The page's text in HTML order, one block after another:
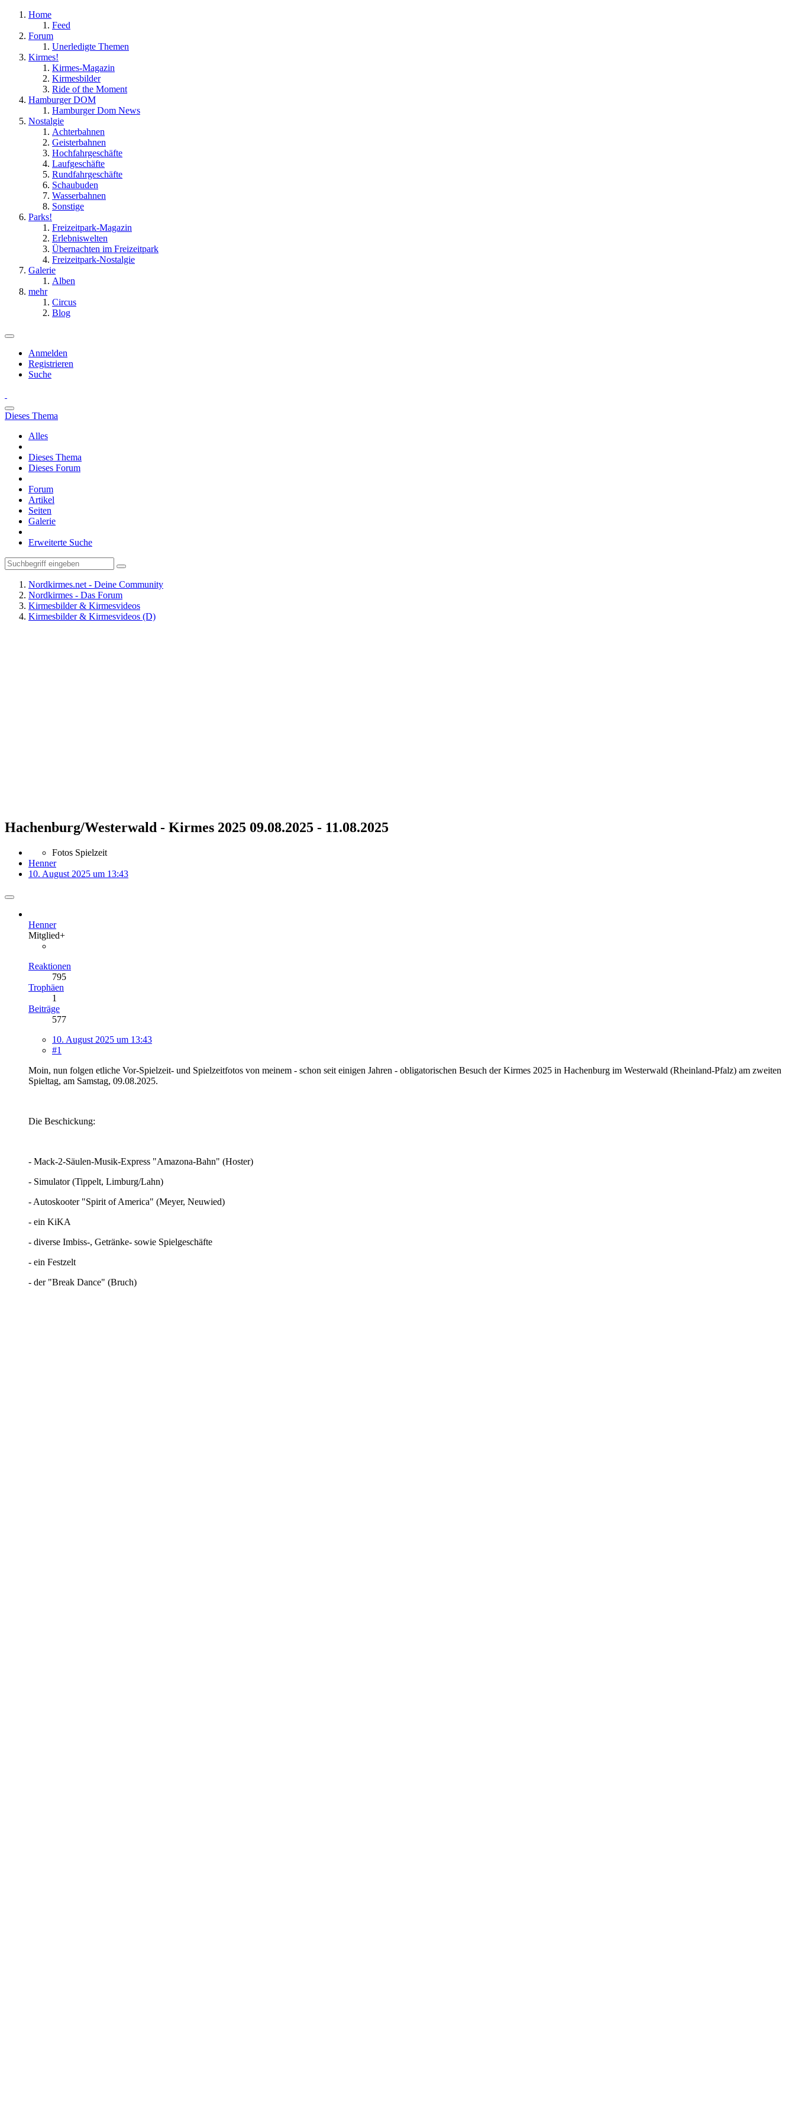
Home
Feed
Forum
Unerledigte Themen
Kirmes!
Kirmes-Magazin
Kirmesbilder
Ride of the Moment
Hamburger DOM
Hamburger Dom News
Nostalgie
Achterbahnen
Geisterbahnen
Hochfahrgeschäfte
Laufgeschäfte
Rundfahrgeschäfte
Schaubuden
Wasserbahnen
Sonstige
Parks!
Freizeitpark-Magazin
Erlebniswelten
Übernachten im Freizeitpark
Freizeitpark-Nostalgie
Galerie
Alben
mehr
Circus
Blog
Anmelden
Registrieren
Suche
Dieses Thema
Alles
Dieses Thema
Dieses Forum
Forum
Artikel
Seiten
Galerie
Erweiterte Suche
Nordkirmes.net - Deine Community
Nordkirmes - Das Forum
Kirmesbilder & Kirmesvideos
Kirmesbilder & Kirmesvideos (D)
Hachenburg/Westerwald - Kirmes 2025 09.08.2025 - 11.08.2025
Fotos Spielzeit
Henner
10. August 2025 um 13:43
Henner
Mitglied+
Reaktionen
795
Trophäen
1
Beiträge
577
10. August 2025 um 13:43
#1
Moin, nun folgen etliche Vor-Spielzeit- und Spielzeitfotos von meinem - schon seit einigen Jahren - obligatorischen Besuch der Kirmes 2025 in Hachenburg im Westerwald (Rheinland-Pfalz) am zweiten
Spieltag, am Samstag, 09.08.2025.
Die Beschickung:
- Mack-2-Säulen-Musik-Express "Amazona-Bahn" (Hoster)
- Simulator (Tippelt, Limburg/Lahn)
- Autoskooter "Spirit of America" (Meyer, Neuwied)
- ein KiKA
- diverse Imbiss-, Getränke- sowie Spielgeschäfte
- ein Festzelt
- der "Break Dance" (Bruch)